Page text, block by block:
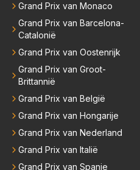
Grand Prix van Monaco
Grand Prix van Barcelona-
Catalonië
Grand Prix van Oostenrijk
Grand Prix van Groot-
Brittannië
Grand Prix van België
Grand Prix van Hongarije
Grand Prix van Nederland
Grand Prix van Italië
Grand Prix van Spanje